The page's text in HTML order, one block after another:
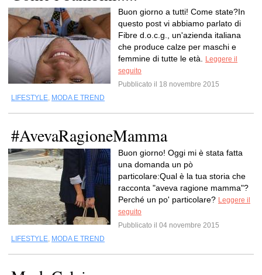
Buon giorno a tutti! Come state?In
questo post vi abbiamo parlato di
Fibre d.o.c.g., un'azienda italiana
che produce calze per maschi e
femmine di tutte le età.
Leggere il
seguito
Pubblicato il 18 novembre 2015
LIFESTYLE, MODA E TREND
#AvevaRagioneMamma
Buon giorno! Oggi mi è stata fatta
una domanda un pò
particolare:Qual è la tua storia che
racconta "aveva ragione mamma"?
Perché un po' particolare? Leggere il
seguito
Pubblicato il 04 novembre 2015
LIFESTYLE, MODA E TREND